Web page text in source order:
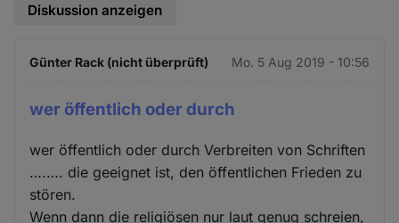
Diskussion anzeigen
Günter Rack (nicht überprüft) Mo. 5 Aug 2019 - 10:56
wer öffentlich oder durch
wer öffentlich oder durch Verbreiten von Schriften
….…. die geeignet ist, den öffentlichen Frieden zu
stören.
Wenn dann die religiösen nur laut genug schreien,